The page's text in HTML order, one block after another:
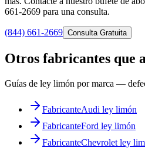
661-2669 para una consulta.
(844) 661-2669 Consulta Gratuita
Otros fabricantes que
Guías de ley limón por marca —
FabricanteAudi ley limón
FabricanteFord ley limón
FabricanteChevrolet ley